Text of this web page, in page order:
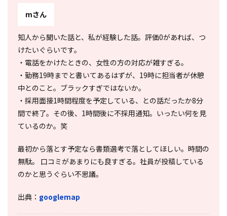
mさん
知人から聞いた話と、私が経験した話。評価0があれば、つ
けたいぐらいです。
・電話をかけたときの、女性の方の対応が雑すぎる。
・勤務19時までと書いてあるはずが、19時に担当者が休憩
中とのこと。ブラックすぎではないか。
・採用面接1時間程度を予定している、との話だったか8分
間で終了。その後、1時間後に不採用通知。いったい何を見
ているのか。笑
最初から落とす予定なら書類選考で落としてほしい。時間の
無駄。 口コミがあまりにも良すぎる。社員が投稿している
のかと思うぐらい不思議。
出典： googlemap